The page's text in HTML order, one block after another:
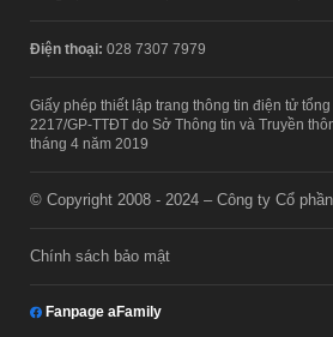
Điện thoại: 028 7307 7979
Giấy phép thiết lập trang thông tin điện tử
2217/GP-TTĐT do Sở Thông tin và Truyền
tháng 4 năm 2019
© Copyright 2008 - 2024 – Công ty Cổ
Chính sách bảo mật
Fanpage aFamily